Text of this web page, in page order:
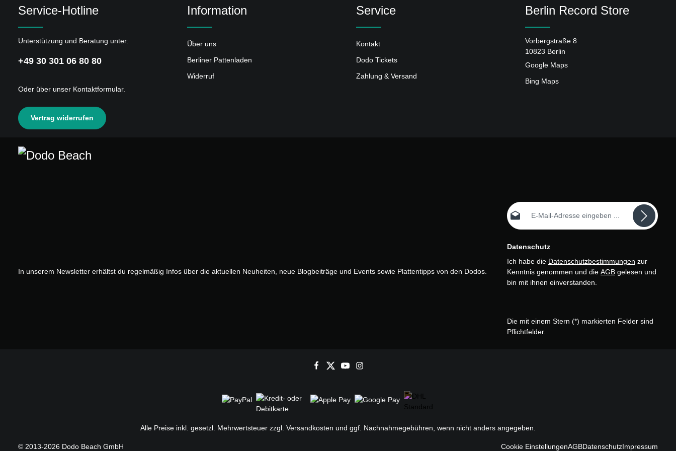
Service-Hotline
Unterstützung und Beratung unter:
+49 30 301 06 80 80
Oder über unser Kontaktformular.
Vertrag widerrufen
Information
Über uns
Berliner Pattenladen
Widerruf
Service
Kontakt
Dodo Tickets
Zahlung & Versand
Berlin Record Store
Vorbergstraße 8
10823 Berlin
Google Maps
Bing Maps
In unserem Newsletter erhältst du regelmäßig Infos über die aktuellen Neuheiten, neue Blogbeiträge und Events sowie Plattentipps von den Dodos.
E-Mail-Adresse*
Datenschutz
Ich habe die Datenschutzbestimmungen zur
Kenntnis genommen und die AGB gelesen und
bin mit ihnen einverstanden.
Die mit einem Stern (*) markierten Felder sind
Pflichtfelder.
Alle Preise inkl. gesetzl. Mehrwertsteuer zzgl. Versandkosten und ggf. Nachnahmegebühren, wenn nicht anders angegeben.
© 2013-2026 Dodo Beach GmbH Cookie EinstellungenAGBDatenschutzImpressum